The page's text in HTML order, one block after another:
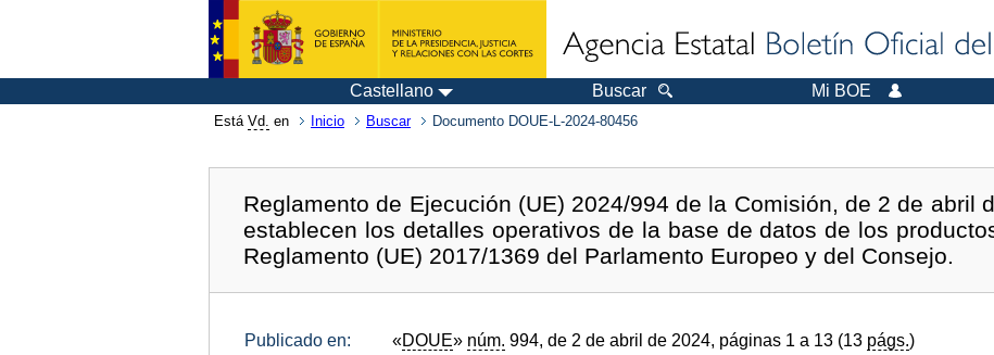
Castellano Buscar Mi BOE
Está Vd. en Inicio Buscar Documento DOUE-L-2024-80456
Reglamento de Ejecución (UE) 2024/994 de la Comisión, de 2 de abril
establecen los detalles operativos de la base de datos de los
Reglamento (UE) 2017/1369 del Parlamento Europeo y del Consejo.
Publicado en: «DOUE» núm. 994, de 2 de abril de 2024, páginas 1 a 13 (13 págs.)